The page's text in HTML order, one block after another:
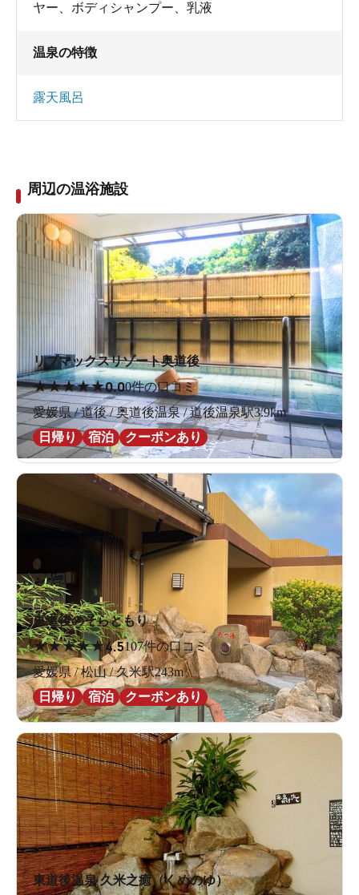
ヤー
ボディシャンプー 乳液
温泉の特徴
露天風呂
周辺の温浴施設
リブマックスリゾート奥道後
★★★★★0.00件の口コミ
愛媛県 / 道後 / 奥道後温泉 / 道後温泉駅3.9km
日帰り
宿泊 クーポンあり
東道後のそらともり
★★★★★4.5107件の口コミ
愛媛県 / 松山 / 久米駅243m
日帰り
宿泊 クーポンあり
東道後温泉 久米之癒（くめのゆ）